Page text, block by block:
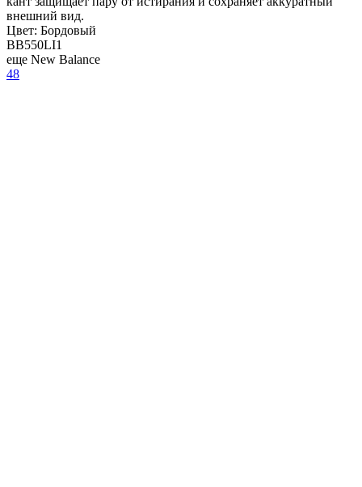
внешний вид.
Цвет: Бордовый
BB550LI1
еще New Balance
48